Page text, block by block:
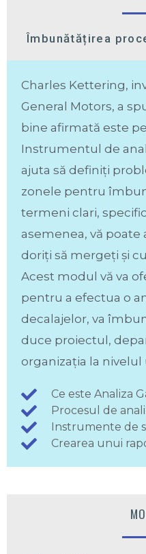
Îmbunătățirea
Charles Kettering,
General Motors, a
bine afirmată este
Instrumentul de
ajuta să definiți
zonele pentru
termeni clari,
asemenea, vă
doriți să mergeți și
Acest modul vă va
pentru a efectua o
decalajelor, va
duce proiectul,
organizația la nivelul
Ce este Analiza
Procesul de
Instrumente de
Crearea unui